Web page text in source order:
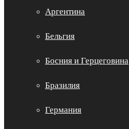
Аргентина
Бельгия
Босния и Герцеговина
Бразилия
Германия